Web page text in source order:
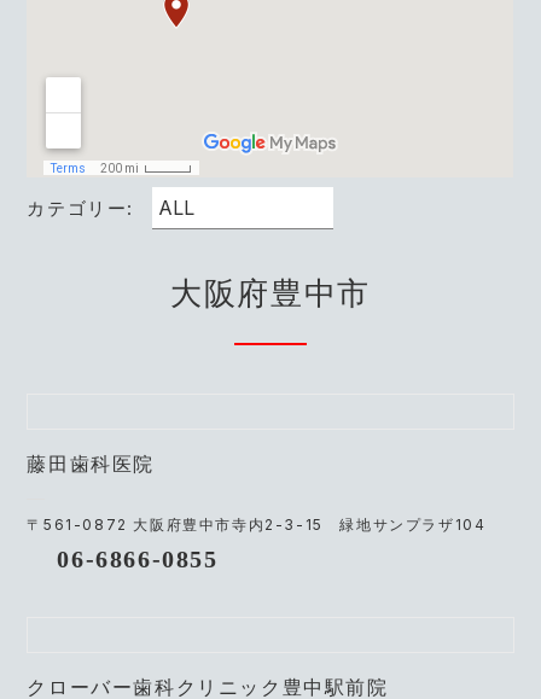
カテゴリー:
大阪府豊中市
藤田歯科医院
〒561-0872 大阪府豊中市寺内2-3-15 緑地サンプラザ104
06-6866-0855
クローバー歯科クリニック豊中駅前院